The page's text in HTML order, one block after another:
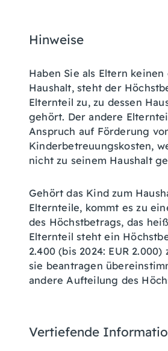
Hinweise
Haben Sie als Eltern keinen
Haushalt, steht der
Elternteil zu, zu dessen
gehört. Der andere
Anspruch auf Förderung
Kinderbetreuungskosten,
nicht zu seinem Haushalt
Gehört das Kind zum
Elternteile, kommt es zu
des Höchstbetrags, das
Elternteil steht ein
2.400 (bis 2024: EUR 2.000)
sie beantragen
andere Aufteilung des
Vertiefende